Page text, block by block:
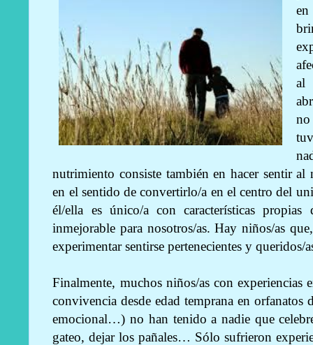
al
no
nutrimiento consiste también en hacer sentir al
en el sentido de convertirlo/a en el centro del
él/ella es único/a con características
inmejorable para nosotros/as. Hay niños/as
experimentar sentirse pertenecientes y queridos/
Finalmente, muchos niños/as con experiencias
convivencia desde edad temprana en
emocional…) no han tenido a nadie que
gateo, dejar los pañales… Sólo sufrieron